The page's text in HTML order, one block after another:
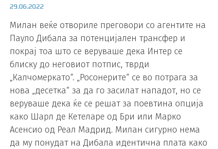
29.06.2022
Милан веќе отвориле преговори со агентите на
Пауло Дибала за потенцијален трансфер и
покрај тоа што се веруваше дека Интер се
блиску до неговиот потпис, тврди
„Калчомеркато“. „Росонерите“ се во потрага за
нова „десетка“ за да го засилат нападот, но се
веруваше дека ќе се решат за поевтина опција
како Шарл де Кетеларе од Бри или Марко
Асенсио од Реал Мадрид. Милан сигурно нема
да му понудат на Дибала идентична плата како